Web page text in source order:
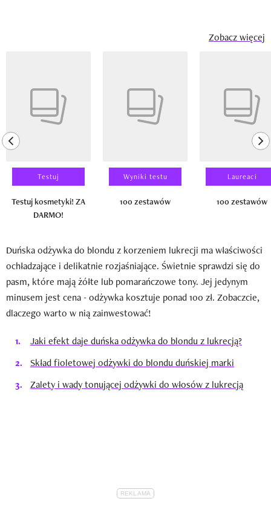
Zobacz więcej
previous element
Testuj
Testuj kosmetyki! ZA
DARMO!
Wyniki testu
100 zestawów
Laureaci
100 zestawów
Duńska odżywka do blondu z korzeniem lukrecji ma właściwości
ochładzające i delikatnie rozjaśniające. Świetnie sprawdzi się do
pasm, które mają żółte lub pomarańczowe tony. Jej jedynym
minusem jest cena - odżywka kosztuje ponad 100 zł. Zobaczcie,
dlaczego warto w nią zainwestować!
Jaki efekt daje duńska odżywka do blondu z lukrecją?
Skład fioletowej odżywki do blondu duńskiej marki
Zalety i wady tonującej odżywki do włosów z lukrecją